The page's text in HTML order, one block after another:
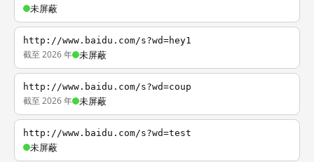
未屏蔽
http://www.baidu.com/s?wd=hey1
截至 2026 年 未屏蔽
http://www.baidu.com/s?wd=coup
截至 2026 年 未屏蔽
http://www.baidu.com/s?wd=test
未屏蔽